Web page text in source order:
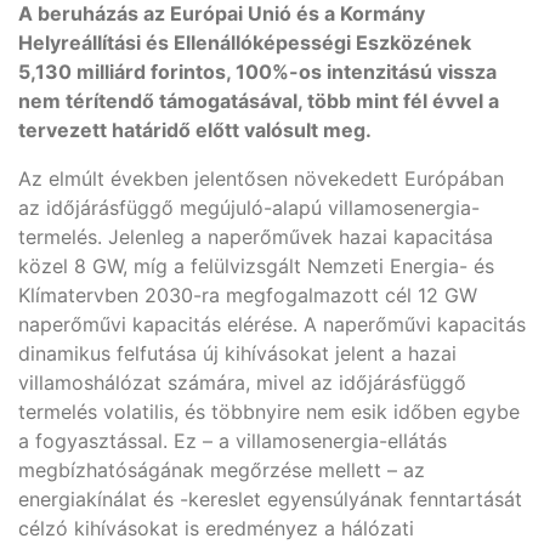
A beruházás az Európai Unió és a Kormány
Helyreállítási és Ellenállóképességi Eszközének
5,130 milliárd forintos, 100%-os intenzitású vissza
nem térítendő támogatásával, több mint fél évvel a
tervezett határidő előtt valósult meg.
Az elmúlt években jelentősen növekedett Európában
az időjárásfüggő megújuló-alapú villamosenergia-
termelés. Jelenleg a naperőművek hazai kapacitása
közel 8 GW, míg a felülvizsgált Nemzeti Energia- és
Klímatervben 2030-ra megfogalmazott cél 12 GW
naperőművi kapacitás elérése. A naperőművi kapacitás
dinamikus felfutása új kihívásokat jelent a hazai
villamoshálózat számára, mivel az időjárásfüggő
termelés volatilis, és többnyire nem esik időben egybe
a fogyasztással. Ez – a villamosenergia-ellátás
megbízhatóságának megőrzése mellett – az
energiakínálat és -kereslet egyensúlyának fenntartását
célzó kihívásokat is eredményez a hálózati